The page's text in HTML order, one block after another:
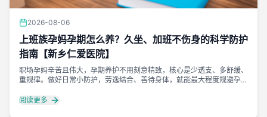
2026-08-06
上班族孕妈孕期怎么养？久坐、加班不伤身的科学防护
指南【新乡仁爱医院】
职场孕妈辛苦且伟大，孕期养护不用刻意精致，核心是少透支、多舒缓、
重规律。做好日常小防护，劳逸结合、善待身体，就能最大程度规避孕期
阅读更多